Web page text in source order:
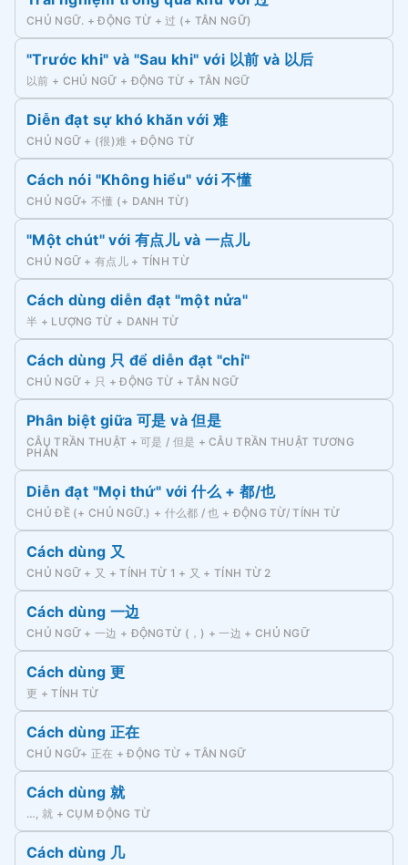
CHỦ NGỮ. + ĐỘNG TỪ + 过 (+ TÂN NGỮ)
"Trước khi" và "Sau khi" với 以前 và 以后
以前 + CHỦ NGỮ + ĐỘNG TỪ + TÂN NGỮ
Diễn đạt sự khó khăn với 难
CHỦ NGỮ + (很)难 + ĐỘNG TỪ
Cách nói "Không hiểu" với 不懂
CHỦ NGỮ+ 不懂 (+ DANH TỪ)
"Một chút" với 有点儿 và 一点儿
CHỦ NGỮ + 有点儿 + TÍNH TỪ
Cách dùng diễn đạt "một nửa"
半 + LƯỢNG TỪ + DANH TỪ
Cách dùng 只 để diễn đạt "chỉ"
CHỦ NGỮ + 只 + ĐỘNG TỪ + TÂN NGỮ
Phân biệt giữa 可是 và 但是
CÂU TRẦN THUẬT + 可是 / 但是 + CÂU TRẦN THUẬT TƯƠNG
PHẢN
Diễn đạt "Mọi thứ" với 什么 + 都/也
CHỦ ĐỀ (+ CHỦ NGỮ.) + 什么都 / 也 + ĐỘNG TỪ/ TÍNH TỪ
Cách dùng 又
CHỦ NGỮ + 又 + TÍNH TỪ 1 + 又 + TÍNH TỪ 2
Cách dùng 一边
CHỦ NGỮ + 一边 + ĐỘNGTỪ (，) + 一边 + CHỦ NGỮ
Cách dùng 更
更 + TÍNH TỪ
Cách dùng 正在
CHỦ NGỮ+ 正在 + ĐỘNG TỪ + TÂN NGỮ
Cách dùng 就
…, 就 + CỤM ĐỘNG TỪ
Cách dùng 几